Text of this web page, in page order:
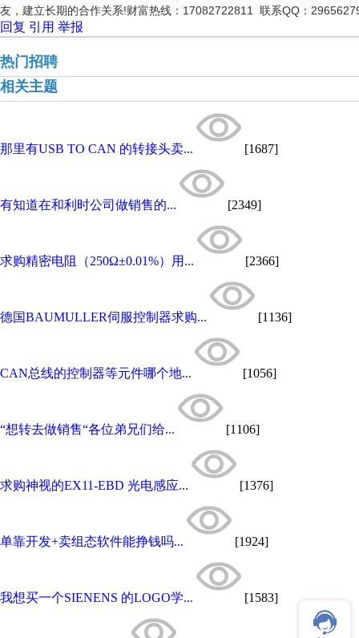
友，建立长期的合作关系!财富热线：17082722811 联系QQ：
回复 引用 举报
热门招聘
相关主题
那里有USB TO CAN 的转接头卖... [1687]
有知道在和利时公司做销售的... [2349]
求购精密电阻（250Ω±0.01%）用... [2366]
德国BAUMULLER伺服控制器求购... [1136]
CAN总线的控制器等元件哪个地... [1056]
“想转去做销售“各位弟兄们给... [1106]
求购神视的EX11-EBD 光电感应... [1376]
单靠开发+卖组态软件能挣钱吗... [1924]
我想买一个SIENENS 的LOGO学... [1583]